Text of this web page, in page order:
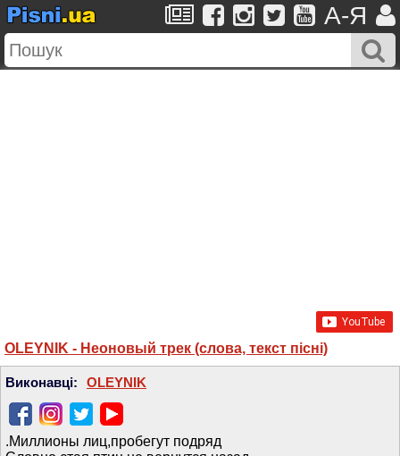
A-Я
OLEYNIK - Неоновый трек (слова, текст пісні)
Виконавці: OLEYNIK
.Миллионы лиц,пробегут подряд